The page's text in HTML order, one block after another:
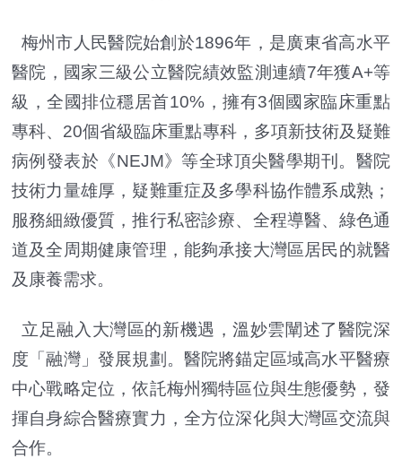
梅州市人民醫院始創於1896年，是廣東省高水平
醫院，國家三級公立醫院績效監測連續7年獲A+等
級，全國排位穩居首10%，擁有3個國家臨床重點
專科、20個省級臨床重點專科，多項新技術及疑難
病例發表於《NEJM》等全球頂尖醫學期刊。醫院
技術力量雄厚，疑難重症及多學科協作體系成熟；
服務細緻優質，推行私密診療、全程導醫、綠色通
道及全周期健康管理，能夠承接大灣區居民的就醫
及康養需求。
立足融入大灣區的新機遇，溫妙雲闡述了醫院深
度「融灣」發展規劃。醫院將錨定區域高水平醫療
中心戰略定位，依託梅州獨特區位與生態優勢，發
揮自身綜合醫療實力，全方位深化與大灣區交流與
合作。